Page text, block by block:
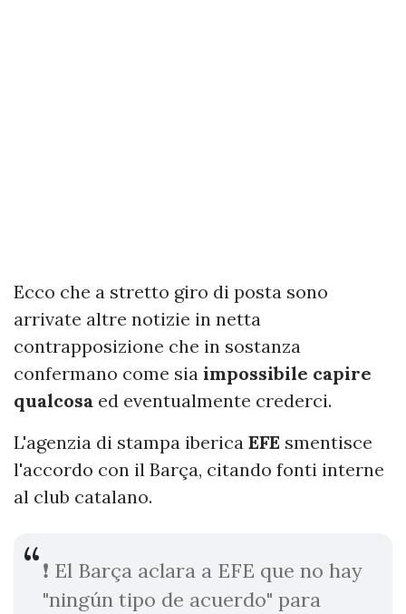
Ecco che a stretto giro di posta sono
arrivate altre notizie in netta
contrapposizione che in sostanza
confermano come sia impossibile capire
qualcosa ed eventualmente crederci.
L'agenzia di stampa iberica EFE smentisce
l'accordo con il Barça, citando fonti interne
al club catalano.
❗️ El Barça aclara a EFE que no hay
"ningún tipo de acuerdo" para